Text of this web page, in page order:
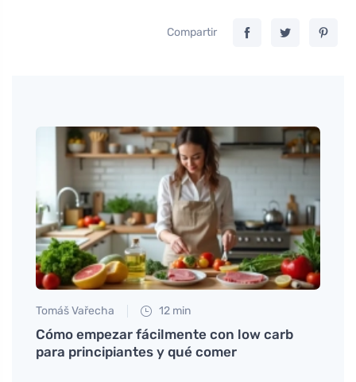
Compartir
Tomáš Vařecha 12 min
Cómo empezar fácilmente con low carb
para principiantes y qué comer